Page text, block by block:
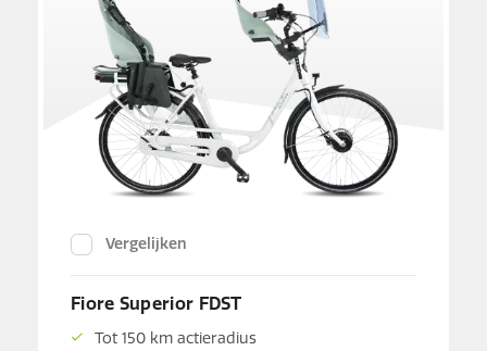
Vergelijken
Fiore Superior FDST
Tot 150 km actieradius